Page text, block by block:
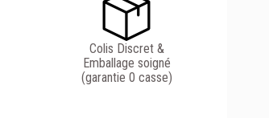
Colis Discret &
Emballage soigné
(garantie 0 casse)